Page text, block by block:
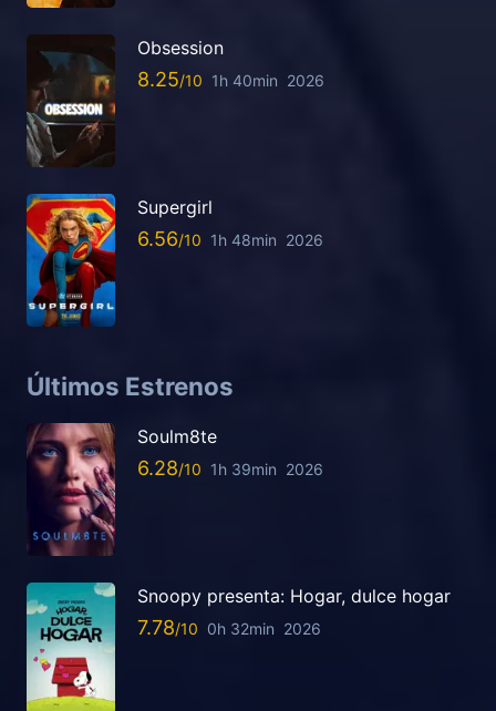
Obsession
8.25 1h 40min 2026
Supergirl
6.56 1h 48min 2026
Últimos Estrenos
Soulm8te
6.28 1h 39min 2026
Snoopy presenta: Hogar, dulce hogar
7.78 0h 32min 2026